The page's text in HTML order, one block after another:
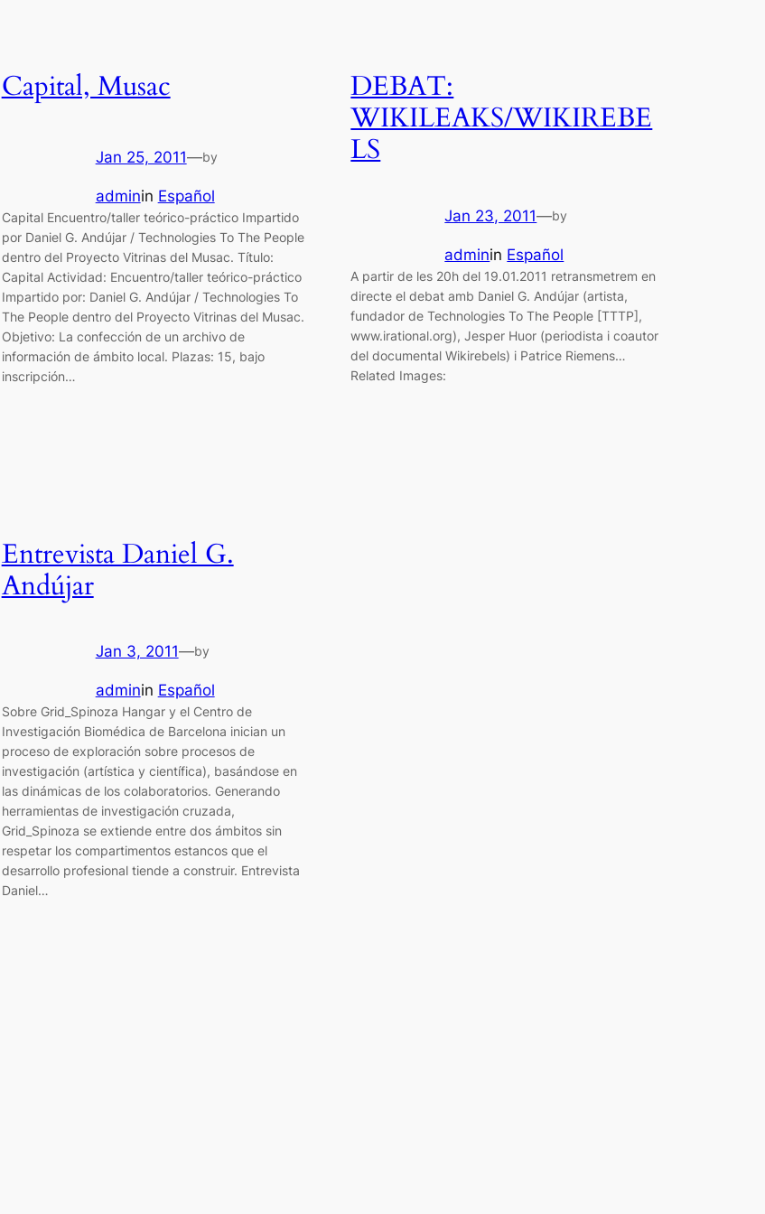
Capital, Musac
Jan 25, 2011—by
adminin Español
Capital Encuentro/taller teórico-práctico Impartido
por Daniel G. Andújar / Technologies To The People
dentro del Proyecto Vitrinas del Musac. Título:
Capital Actividad: Encuentro/taller teórico-práctico
Impartido por: Daniel G. Andújar / Technologies To
The People dentro del Proyecto Vitrinas del Musac.
Objetivo: La confección de un archivo de
información de ámbito local. Plazas: 15, bajo
inscripción…
DEBAT:
WIKILEAKS/WIKIREBE
LS
Jan 23, 2011—by
adminin Español
A partir de les 20h del 19.01.2011 retransmetrem en
directe el debat amb Daniel G. Andújar (artista,
fundador de Technologies To The People [TTTP],
www.irational.org), Jesper Huor (periodista i coautor
del documental Wikirebels) i Patrice Riemens…
Related Images:
Entrevista Daniel G.
Andújar
Jan 3, 2011—by
adminin Español
Sobre Grid_Spinoza Hangar y el Centro de
Investigación Biomédica de Barcelona inician un
proceso de exploración sobre procesos de
investigación (artística y científica), basándose en
las dinámicas de los colaboratorios. Generando
herramientas de investigación cruzada,
Grid_Spinoza se extiende entre dos ámbitos sin
respetar los compartimentos estancos que el
desarrollo profesional tiende a construir. Entrevista
Daniel…